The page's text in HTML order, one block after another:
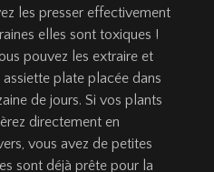
les presser effectivement
elles sont toxiques !
pouvez les extraire et
assiette plate placée dans
de jours. Si vos plants
directement en
vous avez de petites
sont déjà prête pour la